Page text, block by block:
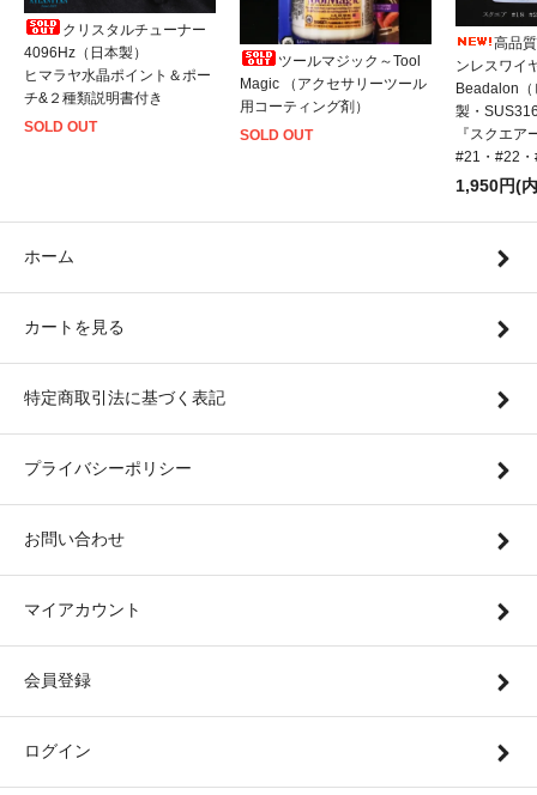
クリスタルチューナー
4096Hz（日本製）
ヒマラヤ水晶ポイント＆ポー
チ&２種類説明書付き
SOLD OUT
ツールマジック～Tool
Magic （アクセサリーツール
用コーティング剤）
SOLD OUT
高品
ンレスワイ
Beadalon
製・
『スクエ
#21・#22
1,950円(
ホーム
カートを見る
特定商取引法に基づく表記
プライバシーポリシー
お問い合わせ
マイアカウント
会員登録
ログイン